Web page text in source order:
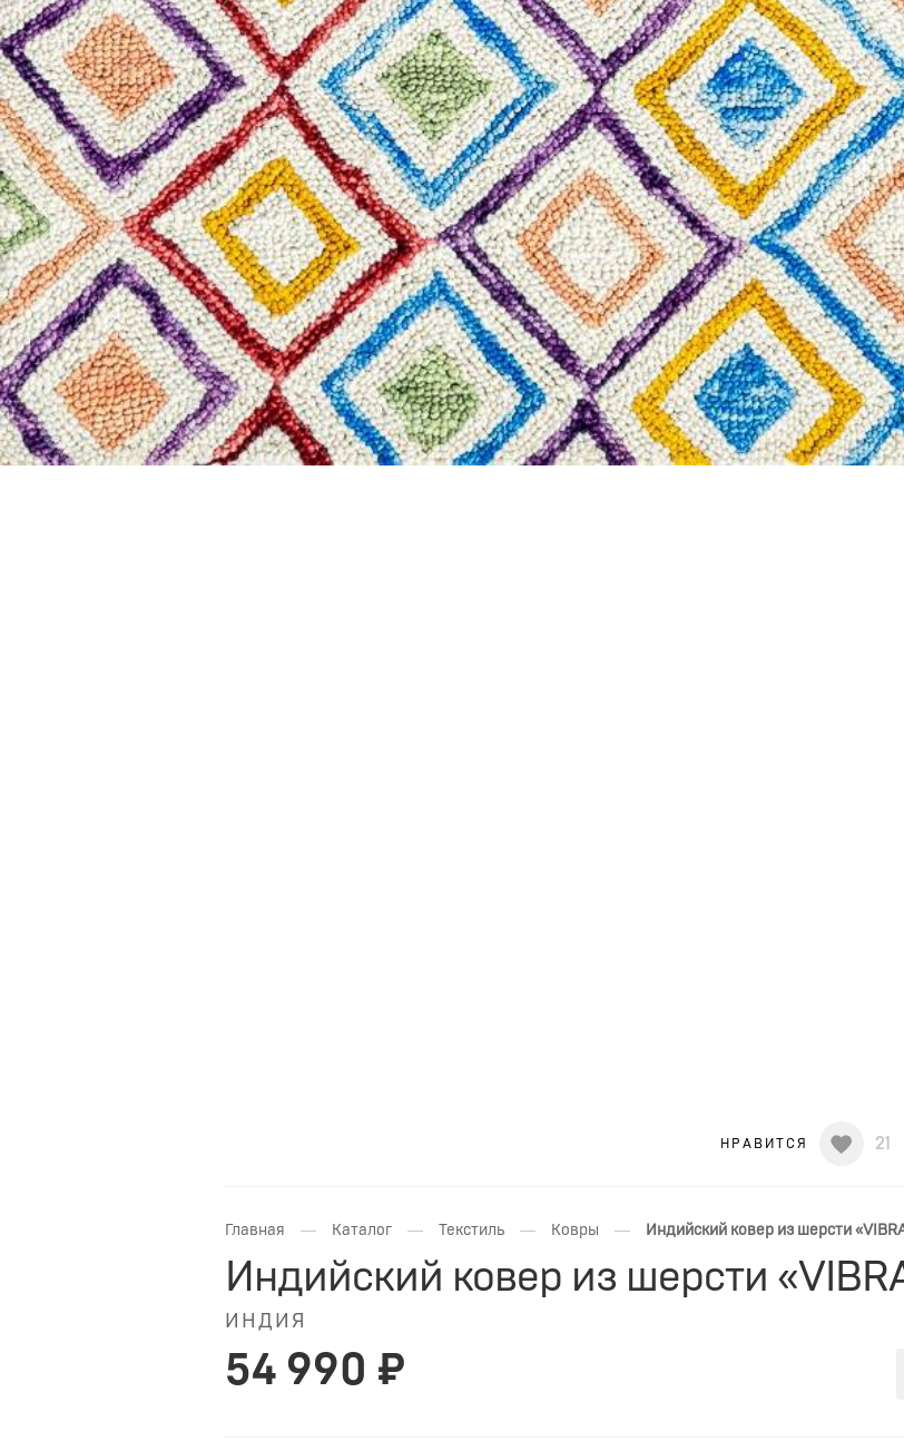
21
НРАВИТСЯ
Главная — Каталог — Текстиль — Ковры — Индийский ковер из шерсти
Индийский ковер из шерсти
ИНДИЯ
54 990 ₽